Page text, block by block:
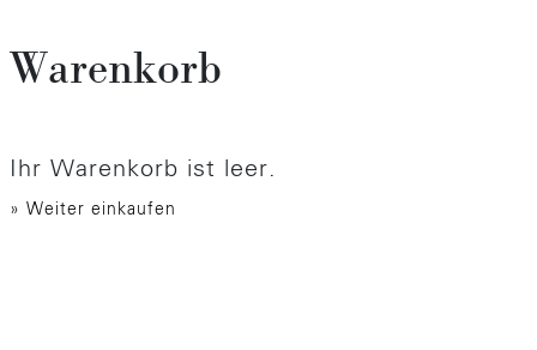
Warenkorb
Ihr Warenkorb ist leer.
» Weiter einkaufen